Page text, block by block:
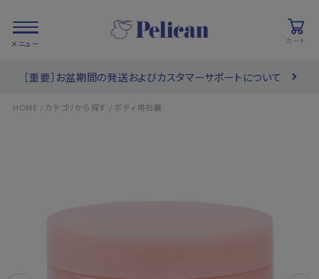
カート
［重要］お盆期間の発送およびカスタマーサポートについて
HOME / カテゴリから探す / ボディ用石鹸